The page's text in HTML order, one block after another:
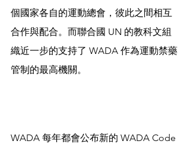
個國家各自的運動總會，彼此之間相互
合作與配合。而聯合國 UN 的教科文組
織近一步的支持了 WADA 作為運動禁藥
管制的最高機關。
WADA 每年都會公布新的 WADA Code